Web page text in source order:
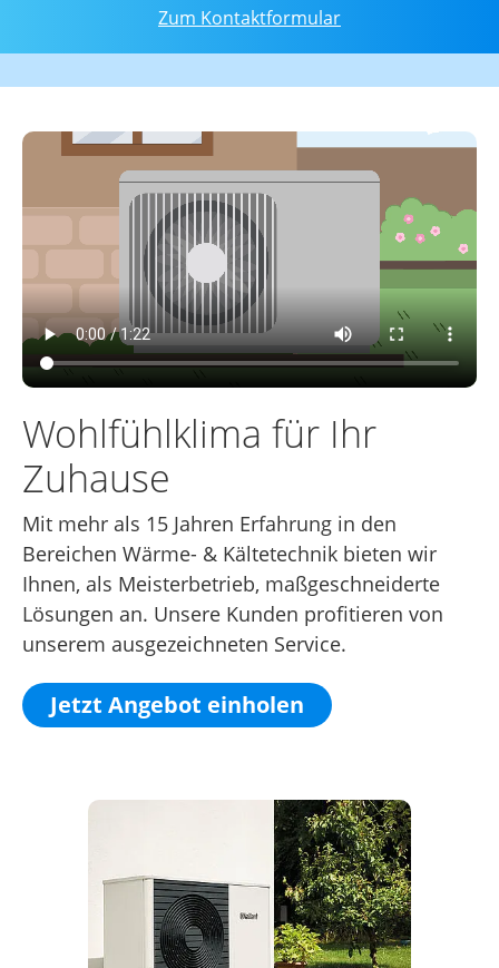
Zum Kontaktformular
Wohlfühlklima für Ihr
Zuhause
Mit mehr als 15 Jahren Erfahrung in den
Bereichen Wärme- & Kältetechnik bieten wir
Ihnen, als Meisterbetrieb, maßgeschneiderte
Lösungen an. Unsere Kunden profitieren von
unserem ausgezeichneten Service.
Jetzt Angebot einholen